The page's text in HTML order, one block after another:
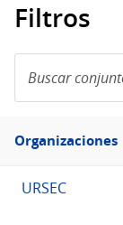
Filtros
conjuntos
de
Filtro
Organizaciones
URSEC